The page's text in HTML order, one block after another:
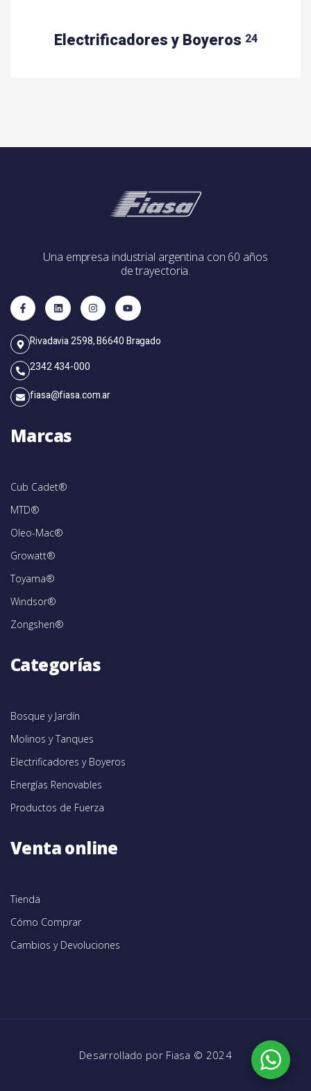
Electrificadores y Boyeros 24
Una empresa industrial argentina con 60 años
de trayectoria.
Rivadavia 2598, B6640 Bragado
2342 434-000
fiasa@fiasa.com.ar
Marcas
Cub Cadet®
MTD®
Oleo-Mac®
Growatt®
Toyama®
Windsor®
Zongshen®
Categorías
Bosque y Jardín
Molinos y Tanques
Electrificadores y Boyeros
Energías Renovables
Productos de Fuerza
Venta online
Tienda
Cómo Comprar
Cambios y Devoluciones
Desarrollado por Fiasa © 2024